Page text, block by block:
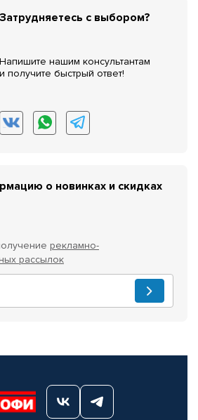
Затрудняетесь с выбором?
Напишите нашим консультантам
и получите быстрый ответ!
о новинках и скидках
рекламно-
рассылок